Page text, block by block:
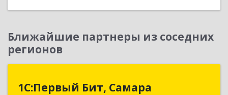
Ближайшие партнеры из соседних
регионов
1С:Первый Бит, Самара
1С:Первый Бит, Самара